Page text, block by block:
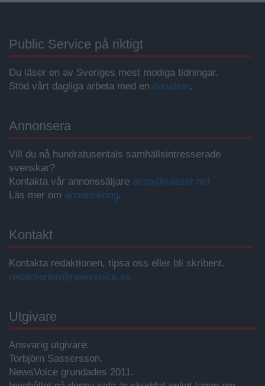
Public Service på riktigt
Du läser en av Sveriges mest modiga tidningar.
Stöd vårt dagliga arbeta med en donation.
Annonsera
Vill du nå hundratusentals samhällsintresserade
svenskar?
Kontakta vår annonssäljare anna@sasser.net
Läs mer om annonsering.
Kontakt
Kontakta redaktionen, tipsa oss eller bli skribent.
redaktionen@newsvoice.se
Utgivare
Ansvarig utgivare:
Torbjörn Sassersson.
NewsVoice grundades 2011.